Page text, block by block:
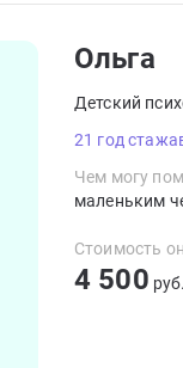
Ольга
Детский
21 год стажа
Чем могу
маленьким
Стоимость
4 500 руб.